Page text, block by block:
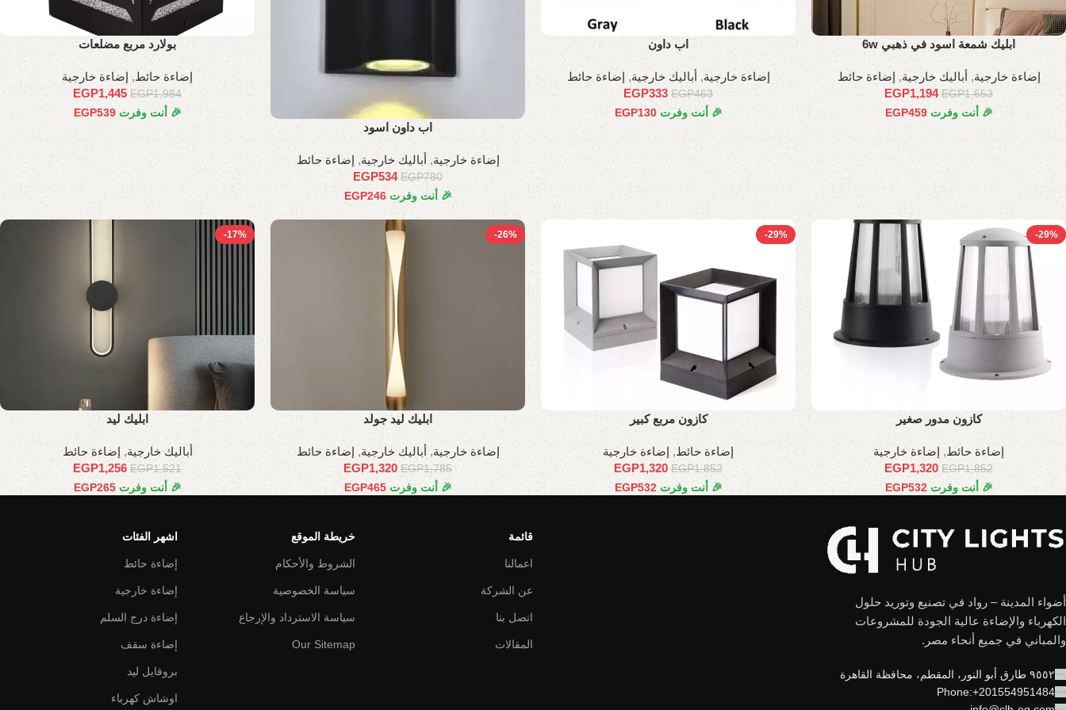
ابليك شمعة اسود في ذهبي 6w
إضاءة خارجية, أباليك خارجية, إضاءة حائط
EGP1,653
EGP1,194
🎉 أنت وفرت EGP459
اب داون
إضاءة خارجية, أباليك خارجية, إضاءة حائط
EGP463
EGP333
🎉 أنت وفرت EGP130
اب داون اسود
إضاءة خارجية, أباليك خارجية, إضاءة حائط
EGP780
EGP534
🎉 أنت وفرت EGP246
بولارد مربع مضلعات
إضاءة حائط, إضاءة خارجية
EGP1,984
EGP1,445
🎉 أنت وفرت EGP539
-29%
كازون مدور صغير
إضاءة حائط, إضاءة خارجية
EGP1,852
EGP1,320
🎉 أنت وفرت EGP532
-29%
كازون مربع كبير
إضاءة حائط, إضاءة خارجية
EGP1,852
EGP1,320
🎉 أنت وفرت EGP532
-26%
ابليك ليد جولد
إضاءة خارجية, أباليك خارجية, إضاءة حائط
EGP1,785
EGP1,320
🎉 أنت وفرت EGP465
-17%
ابليك ليد
أباليك خارجية, إضاءة حائط
EGP1,521
EGP1,256
🎉 أنت وفرت EGP265
أضواء المدينة – رواد في تصنيع وتوريد حلول
الكهرباء والإضاءة عالية الجودة للمشروعات
والمباني في جميع أنحاء مصر.
٩٥٥٢ طارق أبو النور، المقطم، محافظة القاهرة
Phone:+201554951484
قائمة
اعمالنا
عن الشركة
اتصل بنا
المقالات
خريطة الموقع
الشروط والأحكام
سياسة الخصوصية
سياسة الاسترداد والإرجاع
Our Sitemap
اشهر الفئات
إضاءة حائط
إضاءة خارجية
إضاءة درج السلم
إضاءة سقف
بروفايل ليد
اوشاش كهرباء